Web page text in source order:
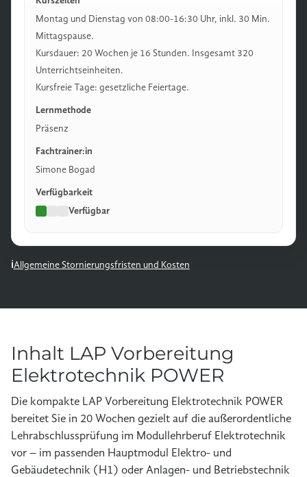
Montag und Dienstag von 08:00-16:30 Uhr, inkl. 30 Min.
Mittagspause.
Kursdauer: 20 Wochen je 16 Stunden. Insgesamt 320
Unterrichtseinheiten.
Kursfreie Tage: gesetzliche Feiertage.
Lernmethode
Präsenz
Fachtrainer:in
Simone Bogad
Verfügbarkeit
Verfügbar
Allgemeine Stornierungsfristen und Kosten
Inhalt LAP Vorbereitung
Elektrotechnik POWER
Die kompakte LAP Vorbereitung Elektrotechnik POWER
bereitet Sie in 20 Wochen gezielt auf die außerordentliche
Lehrabschlussprüfung im Modullehrberuf Elektrotechnik
vor – im passenden Hauptmodul Elektro- und
Gebäudetechnik (H1) oder Anlagen- und Betriebstechnik